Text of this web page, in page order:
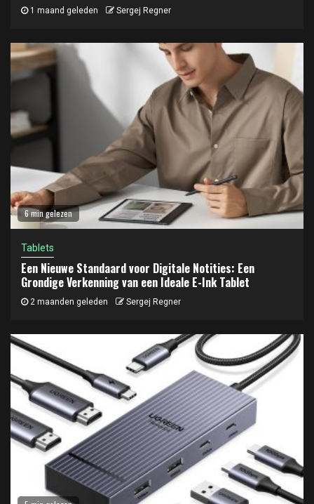
1 maand geleden Sergej Regner
6 min gelezen
Tablets
Een Nieuwe Standaard voor Digitale Notities: Een
Grondige Verkenning van een Ideale E-Ink Tablet
2 maanden geleden Sergej Regner